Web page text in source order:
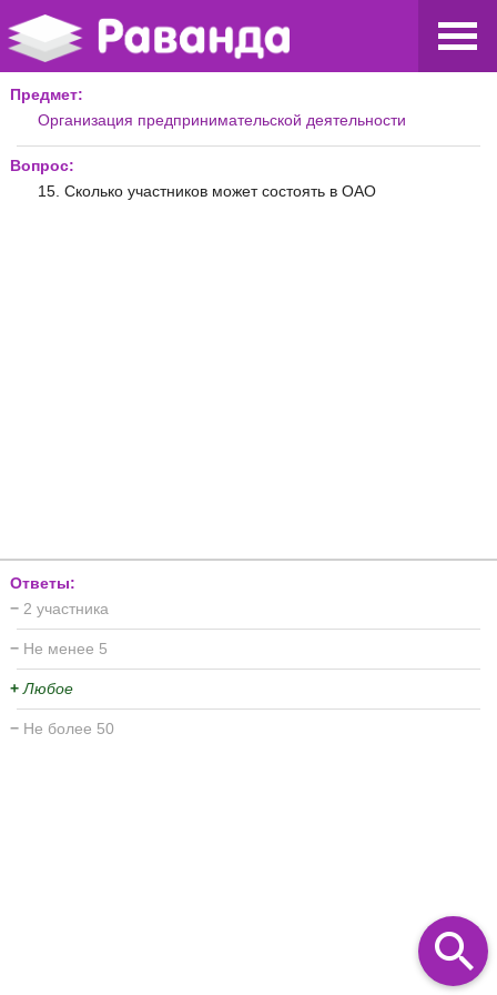
Предмет:
Организация предпринимательской деятельности
Вопрос:
15. Сколько участников может состоять в ОАО
Ответы:
− 2 участника
− Не менее 5
+ Любое
− Не более 50